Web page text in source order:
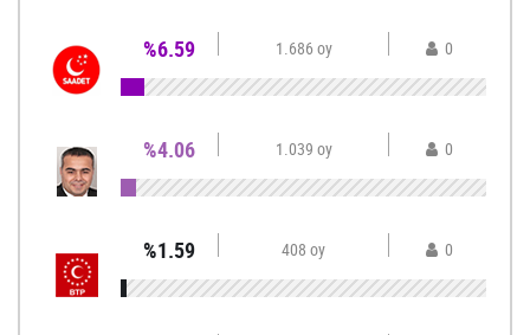
%6.59 1.686 oy 0
%4.06 1.039 oy 0
%1.59 408 oy 0